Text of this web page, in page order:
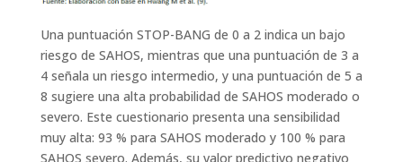
Una puntuación STOP-BANG de 0 a 2 indica un bajo
riesgo de SAHOS, mientras que una puntuación de 3 a
4 señala un riesgo intermedio, y una puntuación de 5 a
8 sugiere una alta probabilidad de SAHOS moderado o
severo. Este cuestionario presenta una sensibilidad
muy alta: 93 % para SAHOS moderado y 100 % para
SAHOS severo. Además, su valor predictivo negativo